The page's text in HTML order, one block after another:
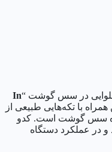
در سس گوشت “In
با تکه‌هایی طبیعی از
سس گوشت است. کدو
در عملکرد دستگاه